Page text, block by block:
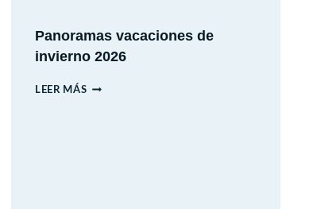
Panoramas vacaciones de
invierno 2026
LEER MÁSPANORAMAS